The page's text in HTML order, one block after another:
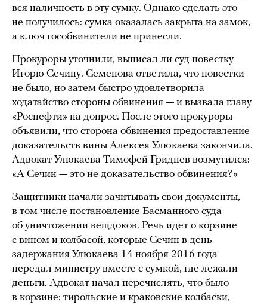
вся наличность в эту сумку. Однако сделать это
не получилось: сумка оказалась закрыта на замок,
а ключ гособвинители не принесли.
Прокуроры уточнили, выписал ли суд повестку
Игорю Сечину. Семенова ответила, что повестки
не было, но затем быстро удовлетворила
ходатайство стороны обвинения — и вызвала главу
«Роснефти» на допрос. После этого прокуроры
объявили, что сторона обвинения предоставление
доказательств вины Алексея Улюкаева закончила.
Адвокат Улюкаева Тимофей Гриднев возмутился:
«А Сечин — это не доказательство обвинения?»
Защитники начали зачитывать свои документы,
в том числе постановление Басманного суда
об уничтожении вещдоков. Речь идет о корзине
с вином и колбасой, которые Сечин в день
задержания Улюкаева 14 ноября 2016 года
передал министру вместе с сумкой, где лежали
деньги. Адвокат начал перечислять, что было
в корзине: тирольские и краковские колбаски,